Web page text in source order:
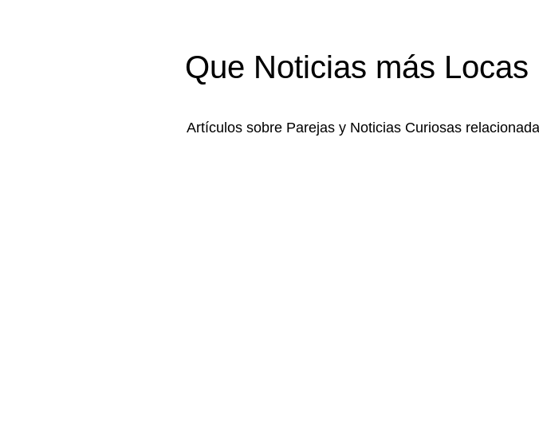
Que Noticias más Locas
Artículos sobre Parejas y Noticias Curiosas